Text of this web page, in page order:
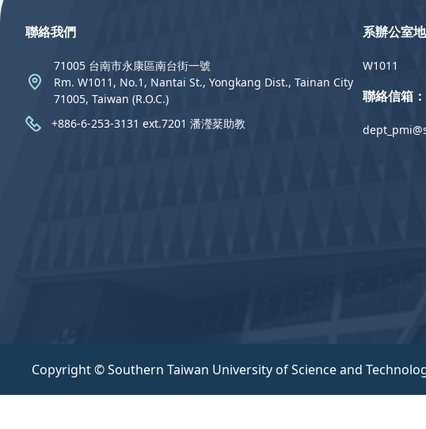
聯絡我們
71005 台南市永康區南台街一號
Rm. W1011, No.1, Nantai St., Yongkang Dist., Tainan City
71005, Taiwan (R.O.C.)
+886-6-253-3131 ext.7201 潘瀅棻助教
系辦公室地
W1011
聯絡信箱：
Copyright © Southern Taiwan University of Science and